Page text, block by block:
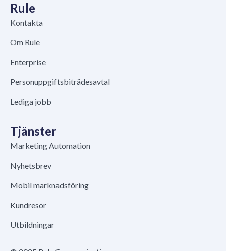
Rule
Kontakta
Om Rule
Enterprise
Personuppgiftsbiträdesavtal
Lediga jobb
Tjänster
Marketing Automation
Nyhetsbrev
Mobil marknadsföring
Kundresor
Utbildningar